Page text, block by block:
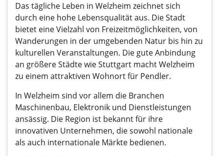
Das tägliche Leben in Welzheim zeichnet sich
durch eine hohe Lebensqualität aus. Die Stadt
bietet eine Vielzahl von Freizeitmöglichkeiten, von
Wanderungen in der umgebenden Natur bis hin zu
kulturellen Veranstaltungen. Die gute Anbindung
an größere Städte wie Stuttgart macht Welzheim
zu einem attraktiven Wohnort für Pendler.
In Welzheim sind vor allem die Branchen
Maschinenbau, Elektronik und Dienstleistungen
ansässig. Die Region ist bekannt für ihre
innovativen Unternehmen, die sowohl nationale
als auch internationale Märkte bedienen.